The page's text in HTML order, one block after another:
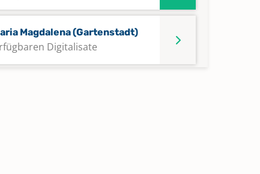
Magdalena (Gartenstadt)
Digitalisate